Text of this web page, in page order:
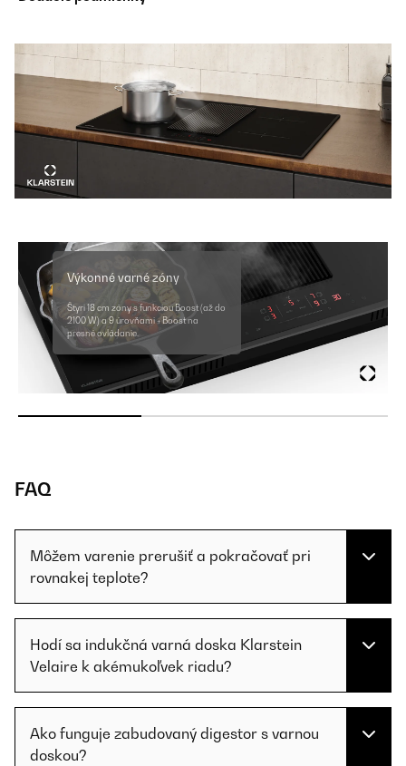
Výkonné varné zóny
Štyri 18 cm zóny s funkciou Boost (až do
2100 W) a 9 úrovňami + Boost na
presné ovládanie.
FAQ
Môžem varenie prerušiť a pokračovať pri
rovnakej teplote?
Hodí sa indukčná varná doska Klarstein
Velaire k akémukoľvek riadu?
Ako funguje zabudovaný digestor s varnou
doskou?